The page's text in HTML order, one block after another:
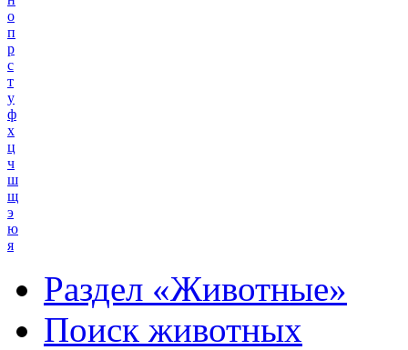
о
п
р
с
т
у
ф
х
ц
ч
ш
щ
э
ю
я
Раздел «Животные»
Поиск животных